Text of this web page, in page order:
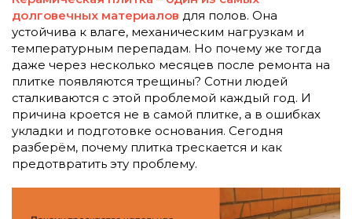
долговечных материалов для полов. Она
устойчива к влаге, механическим нагрузкам и
температурным перепадам. Но почему же тогда
даже через несколько месяцев после ремонта на
плитке появляются трещины? Сотни людей
сталкиваются с этой проблемой каждый год. И
причина кроется не в самой плитке, а в ошибках
укладки и подготовке основания. Сегодня
разберём, почему плитка трескается и как
предотвратить эту проблему.